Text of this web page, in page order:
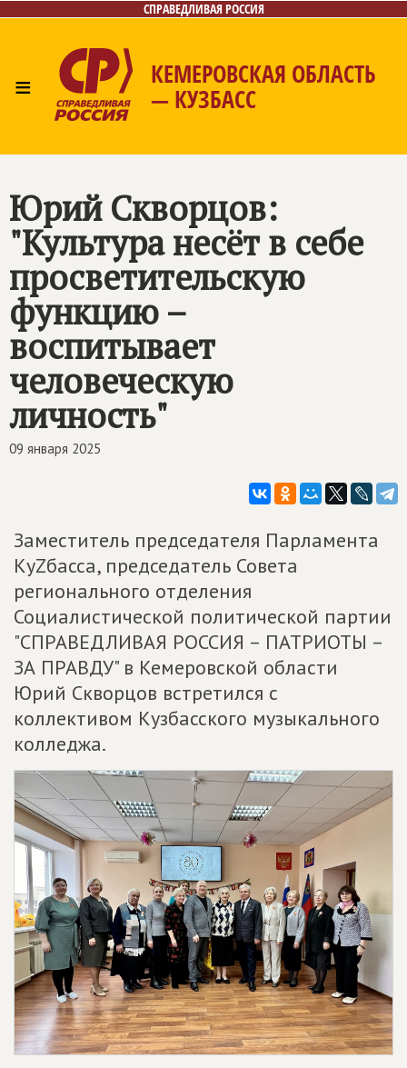
СПРАВЕДЛИВАЯ РОССИЯ
≡ КЕМЕРОВСКАЯ ОБЛАСТЬ
— КУЗБАСС
Фото/Видео
Юрий Скворцов:
"Культура несёт в себе
просветительскую
функцию –
воспитывает
человеческую
личность"
09 января 2025
Заместитель председателя Парламента
КуZбасса, председатель Совета
регионального отделения
Социалистической политической партии
"СПРАВЕДЛИВАЯ РОССИЯ – ПАТРИОТЫ –
ЗА ПРАВДУ" в Кемеровской области
Юрий Скворцов встретился с
коллективом Кузбасского музыкального
колледжа.